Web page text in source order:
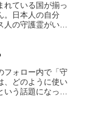
れている国が揃っ
。日本人の自分
人の守護霊がいる
フォロー内で「守
、どのように使い
う話題になった